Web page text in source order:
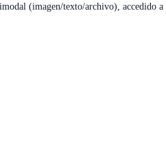
(imagen/texto/archivo), accedido a